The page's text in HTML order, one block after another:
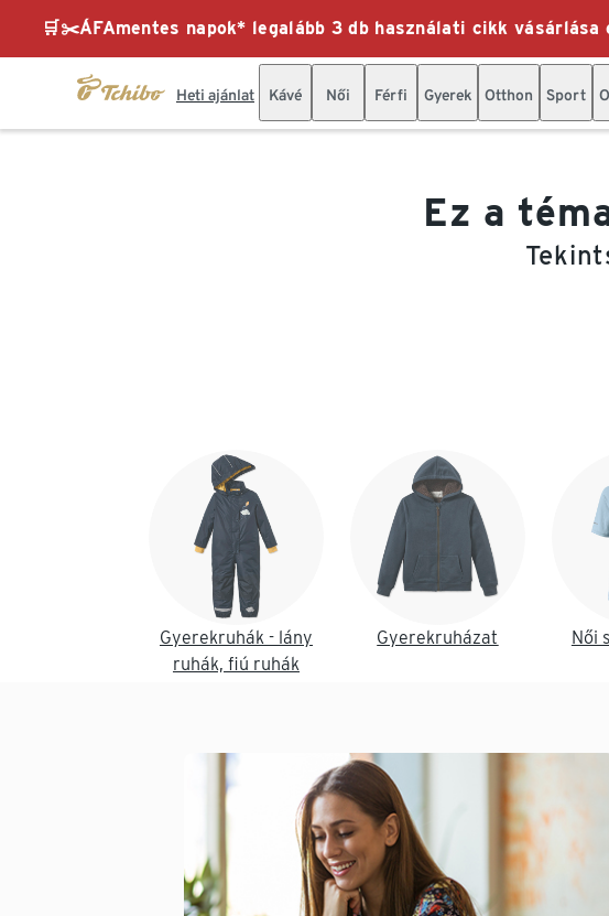
🛒✂️ÁFAmentes napok* legalább 3 db használati cikk
Heti ajánlat Kávé Női Férfi Gyerek Otthon Sport
Ez a
Gyerekruhák - lány
ruhák, fiú ruhák
Gyerekruházat Női